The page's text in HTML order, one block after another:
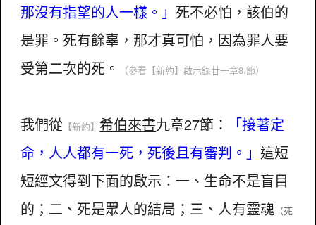
那沒有指望的人一樣。」死不必怕，該伯的
是罪。死有餘辜，那才真可怕，因為罪人要
受第二次的死。
（參看 【新約】啟示錄廿一章8.節）
我們從 【新約】 希伯來書九章27節：
「接著定
命，人人都有一死，死後且有審判。」這短
短經文得到下面的啟示：一、生命不是盲目
的；二、死是眾人的結局；三、人有靈魂 （死